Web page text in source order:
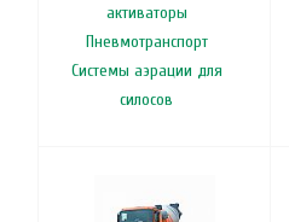
активаторы
Пневмотранспорт
Системы аэрации для
силосов